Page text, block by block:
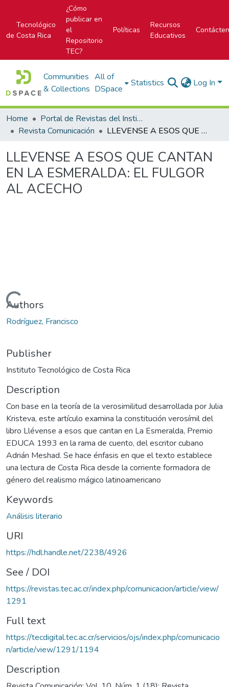
Tecnológico
de Costa Rica
¿Cómo
publicar en
el
Repositorio
TEC?
Políticas
Recursos
Educativos
Communities
& Collections
All of
DSpace
Statistics Log In
Home
Portal de Revistas del Instituto Tecnológico de Costa Rica
Revista Comunicación
LLEVENSE A ESOS QUE CANTAN EN LA ESMERALDA: EL FULGOR AL ACECHO
LLEVENSE A ESOS QUE CANTAN
EN LA ESMERALDA: EL FULGOR
AL ACECHO
Loading...
Authors
Rodríguez, Francisco
Publisher
Instituto Tecnológico de Costa Rica
Description
Con base en la teoría de la verosimilitud desarrollada por Julia
Kristeva, este artículo examina la constitución verosímil del
libro Llévense a esos que cantan en La Esmeralda, Premio
EDUCA 1993 en la rama de cuento, del escritor cubano
Adrián Meshad. Se hace énfasis en que el texto establece
una lectura de Costa Rica desde la corriente formadora de
género del realismo mágico latinoamericano
Keywords
Análisis literario
URI
https://hdl.handle.net/2238/4926
See / DOI
https://revistas.tec.ac.cr/index.php/comunicacion/article/view/
1291
Full text
https://tecdigital.tec.ac.cr/servicios/ojs/index.php/comunicacio
n/article/view/1291/1194
Description